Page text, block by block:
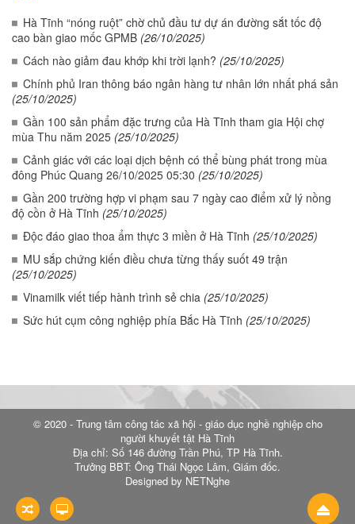
Hà Tĩnh “nóng ruột” chờ chủ đầu tư dự án đường sắt tốc độ
cao bàn giao mốc GPMB (26/10/2025)
Cách nào giảm đau khớp khi trời lạnh? (25/10/2025)
Chính phủ Iran thông báo ngân hàng tư nhân lớn nhất phá sản
(25/10/2025)
Gần 100 sản phẩm đặc trưng của Hà Tĩnh tham gia Hội chợ
mùa Thu năm 2025 (25/10/2025)
Cảnh giác với các loại dịch bệnh có thể bùng phát trong mùa
đông Phúc Quang 26/10/2025 05:30 (25/10/2025)
Gần 200 trường hợp vi phạm sau 7 ngày cao điểm xử lý nồng
độ cồn ở Hà Tĩnh (25/10/2025)
Độc đáo giao thoa ẩm thực 3 miền ở Hà Tĩnh (25/10/2025)
MU sắp chứng kiến điều chưa từng thấy suốt 49 trận
(25/10/2025)
Vinamilk viết tiếp hành trình sẻ chia (25/10/2025)
Sức hút cụm công nghiệp phía Bắc Hà Tĩnh (25/10/2025)
© 2020 - Trung tâm công tác xã hội - giáo dục nghề nghiệp cho
người khuyết tật Hà Tĩnh
Địa chỉ: Số 146 đường Trần Phú, TP Hà Tĩnh.
Trưởng BBT: Ông Thái Ngọc Lâm, Giám đốc.
Designed by NETNghe